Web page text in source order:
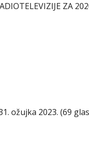
ožujka 2023. (69